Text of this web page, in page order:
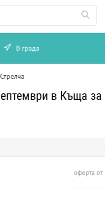
В града
Стрелча
в Къща за
оферта от